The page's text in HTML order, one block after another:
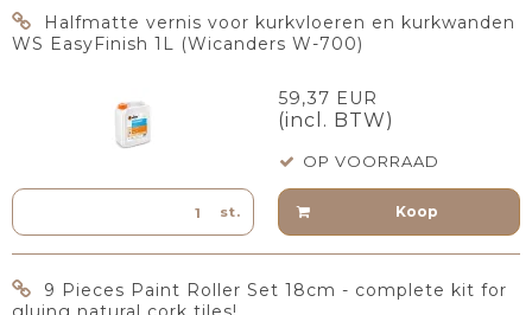
Halfmatte vernis voor kurkvloeren en kurkwanden
WS EasyFinish 1L (Wicanders W-700)
59,37 EUR
(incl. BTW)
OP VOORRAAD
st. Koop
9 Pieces Paint Roller Set 18cm - complete kit for